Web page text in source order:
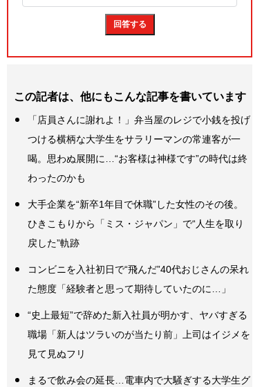
この記者は、他にもこんな記事を書いています
「店員さんに謝れよ！」弁当屋のレジで小銭を投げ
つける横柄な大学生をサラリーマンの常連客が一
喝。思わぬ展開に…“お客様は神様です”の時代は終
わったのかも
大手企業を“新卒1年目で休職”した女性のその後。
ひきこもりから「ミス・ジャパン」で“人生を取り
戻した”軌跡
コンビニを入社初日で“飛んだ”40代おじさんの呆れ
た態度「経験者と思って期待していたのに…」
“史上最短”で辞めた新入社員が明かす、ヤバすぎる
職場「新人はツラいのが当たり前」上司はイジメを
見て見ぬフリ
まるで飲み会の延長…電車内で大騒ぎする大学生グ